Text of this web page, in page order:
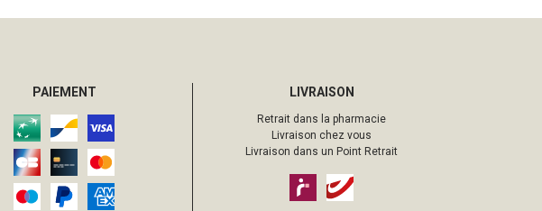
PAIEMENT LIVRAISON
Retrait dans la pharmacie
Livraison chez vous
Livraison dans un Point Retrait